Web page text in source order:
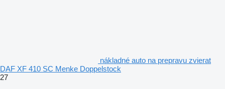
nákladné auto na prepravu zvierat
DAF XF 410 SC Menke Doppelstock
27